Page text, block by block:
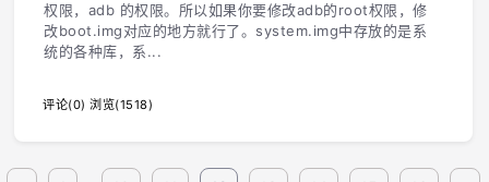
权限，adb 的权限。所以如果你要修改adb的root权限，修
改boot.img对应的地方就行了。system.img中存放的是系
统的各种库，系...
评论(0) 浏览(1518)